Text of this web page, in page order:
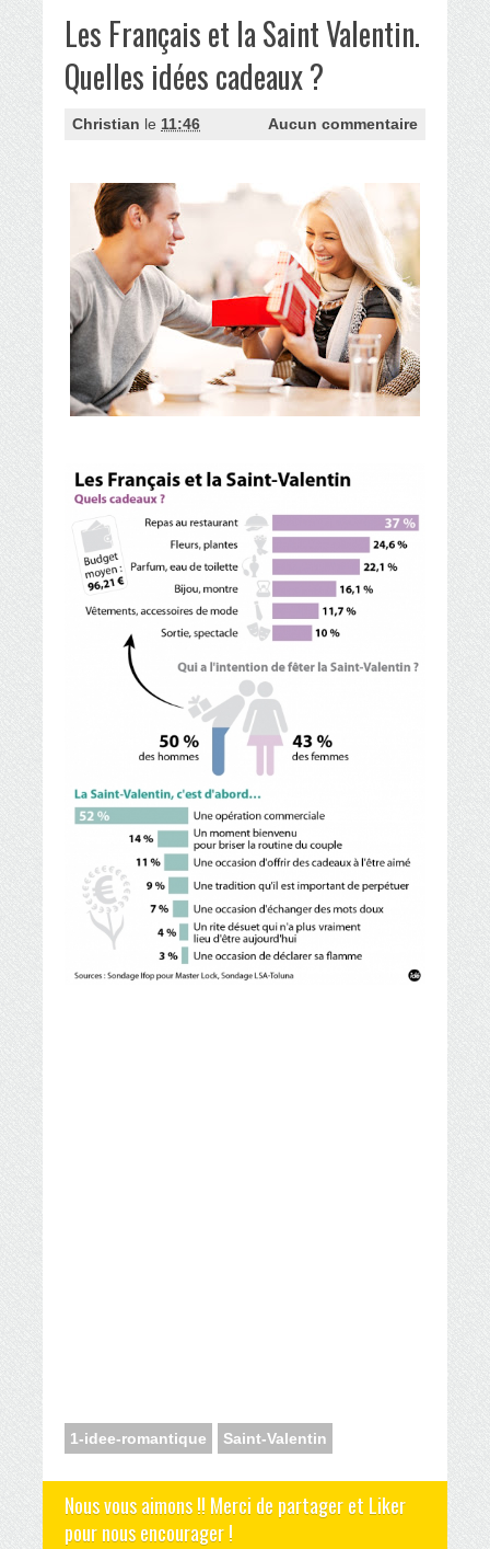
Les Français et la Saint Valentin.
Quelles idées cadeaux ?
Christian le 11:46 Aucun commentaire
1-idee-romantique Saint-Valentin
Nous vous aimons !! Merci de partager et Liker
pour nous encourager !